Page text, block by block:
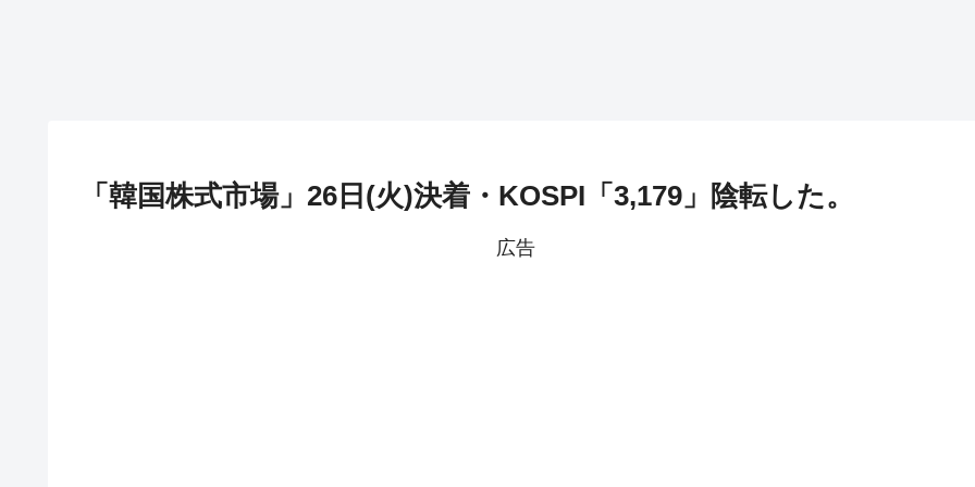
「韓国株式市場」26日(火)決着・KOSPI「3,179」陰転した。
広告